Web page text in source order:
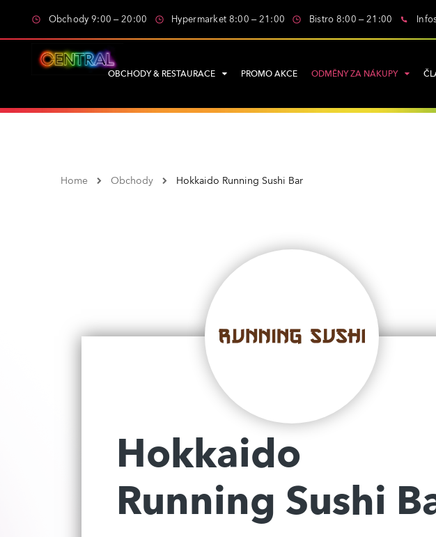
Obchody 9:00 – 20:00 Hypermarket 8:00 – 21:00 Bistro 8:00 – 21:00
OBCHODY & RESTAURACE PROMO AKCE ODMĚNY ZA NÁKUPY
Home Obchody Hokkaido Running Sushi Bar
Hokkaido
Running Sushi